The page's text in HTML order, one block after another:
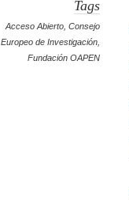
Tags
Acceso Abierto,Consejo
Europeo de Investigación,
Fundación OAPEN